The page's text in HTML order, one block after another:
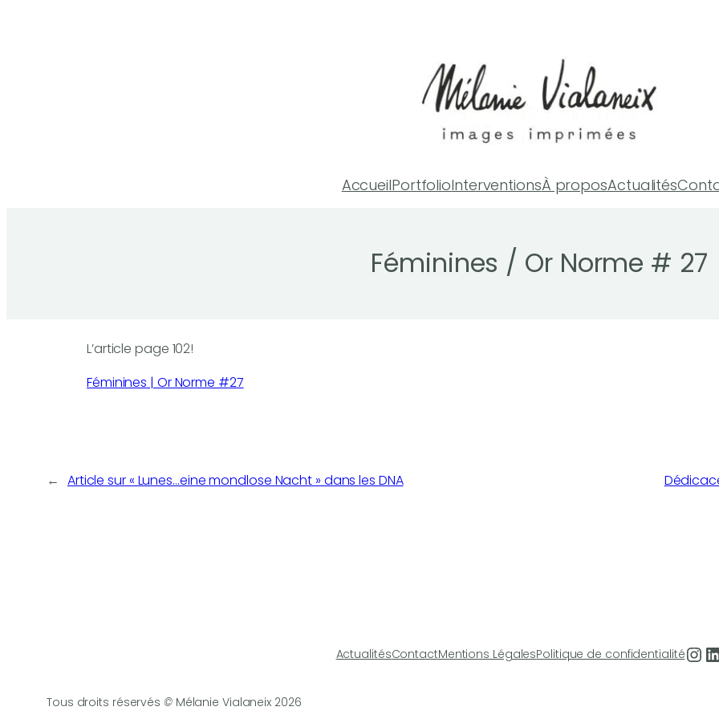
AccueilPortfolioInterventionsÀ proposActualités
Féminines / Or Norme # 27
L’article page 102!
Féminines | Or Norme #27
← Article sur « Lunes…eine mondlose Nacht » dans les DNA
ActualitésContactMentions LégalesPolitique de confidentialité
Tous droits réservés ©Mélanie Vialaneix 2026